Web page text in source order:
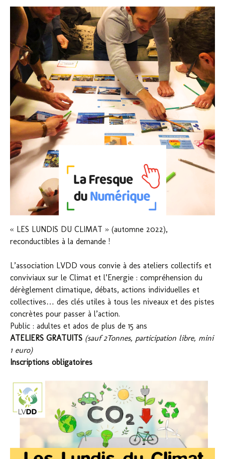
« LES LUNDIS DU CLIMAT » (automne 2022),
reconductibles à la demande !
L’association LVDD vous convie à des ateliers collectifs et
conviviaux sur le Climat et l’Energie : compréhension du
dérèglement climatique, débats, actions individuelles et
collectives… des clés utiles à tous les niveaux et des pistes
concrètes pour passer à l’action.
Public : adultes et ados de plus de 15 ans
ATELIERS GRATUITS (sauf 2Tonnes, participation libre, mini
1 euro)
Inscriptions obligatoires